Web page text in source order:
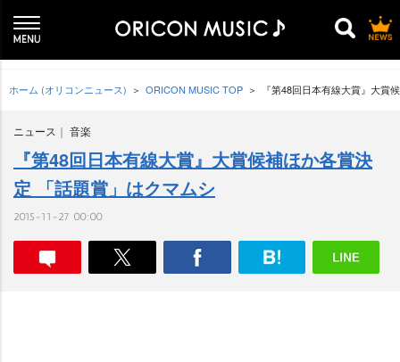
ホーム (オリコンニュース) ORICON MUSIC TOP 『第48回日本有線大賞』大賞
ニュース 音楽
『第48回日本有線大賞』大賞候補ほか各賞決
定 「話題賞」はクマムシ
2015-11-27 00:00